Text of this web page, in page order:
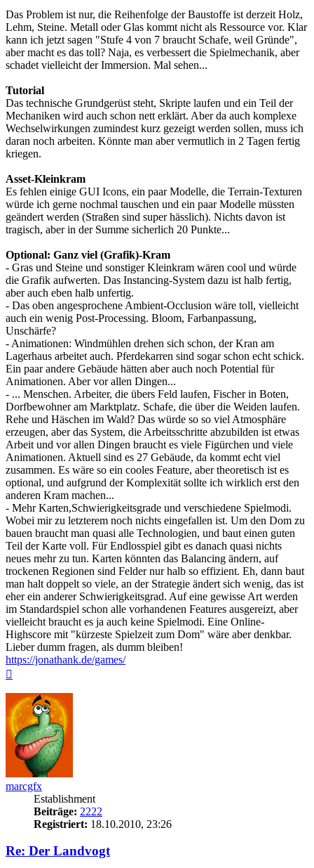
Das Problem ist nur, die Reihenfolge der Baustoffe ist derzeit Holz,
Lehm, Steine. Metall oder Glas kommt nicht als Ressource vor. Klar
kann ich jetzt sagen "Stufe 4 von 7 braucht Schafe, weil Gründe",
aber macht es das toll? Naja, es verbessert die Spielmechanik, aber
schadet vielleicht der Immersion. Mal sehen...
Tutorial
Das technische Grundgerüst steht, Skripte laufen und ein Teil der
Mechaniken wird auch schon nett erklärt. Aber da auch komplexe
Wechselwirkungen zumindest kurz gezeigt werden sollen, muss ich
daran noch arbeiten. Könnte man aber vermutlich in 2 Tagen fertig
kriegen.
Asset-Kleinkram
Es fehlen einige GUI Icons, ein paar Modelle, die Terrain-Texturen
würde ich gerne nochmal tauschen und ein paar Modelle müssten
geändert werden (Straßen sind super hässlich). Nichts davon ist
tragisch, aber in der Summe sicherlich 20 Punkte...
Optional: Ganz viel (Grafik)-Kram
- Gras und Steine und sonstiger Kleinkram wären cool und würde
die Grafik aufwerten. Das Instancing-System dazu ist halb fertig,
aber auch eben halb unfertig.
- Das oben angesprochene Ambient-Occlusion wäre toll, vielleicht
auch ein wenig Post-Processing. Bloom, Farbanpassung,
Unschärfe?
- Animationen: Windmühlen drehen sich schon, der Kran am
Lagerhaus arbeitet auch. Pferdekarren sind sogar schon echt schick.
Ein paar andere Gebäude hätten aber auch noch Potential für
Animationen. Aber vor allen Dingen...
- ... Menschen. Arbeiter, die übers Feld laufen, Fischer in Boten,
Dorfbewohner am Marktplatz. Schafe, die über die Weiden laufen.
Rehe und Häschen im Wald? Das würde so so viel Atmosphäre
erzeugen, aber das System, die Arbeitsschritte abzubilden ist etwas
Arbeit und vor allen Dingen braucht es viele Figürchen und viele
Animationen. Aktuell sind es 27 Gebäude, da kommt echt viel
zusammen. Es wäre so ein cooles Feature, aber theoretisch ist es
optional, und aufgrund der Komplexität sollte ich wirklich erst den
anderen Kram machen...
- Mehr Karten,Schwierigkeitsgrade und verschiedene Spielmodi.
Wobei mir zu letzterem noch nichts eingefallen ist. Um den Dom zu
bauen braucht man quasi alle Technologien, und baut einen guten
Teil der Karte voll. Für Endlosspiel gibt es danach quasi nichts
neues mehr zu tun. Karten könnten das Balancing ändern, auf
trockenen Regionen sind Felder nur halb so effizient. Eh, dann baut
man halt doppelt so viele, an der Strategie ändert sich wenig, das ist
eher ein anderer Schwierigkeitsgrad. Auf eine gewisse Art werden
im Standardspiel schon alle vorhandenen Features ausgereizt, aber
vielleicht braucht es ja auch keine Spielmodi. Eine Online-
Highscore mit "kürzeste Spielzeit zum Dom" wäre aber denkbar.
Lieber dumm fragen, als dumm bleiben!
https://jonathank.de/games/
marcgfx
Establishment
Beiträge: 2222
Registriert: 18.10.2010, 23:26
Re: Der Landvogt